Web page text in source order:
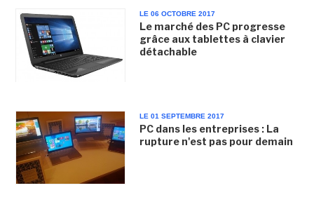
LE 06 OCTOBRE 2017
Le marché des PC progresse
grâce aux tablettes à clavier
détachable
LE 01 SEPTEMBRE 2017
PC dans les entreprises : La
rupture n'est pas pour demain